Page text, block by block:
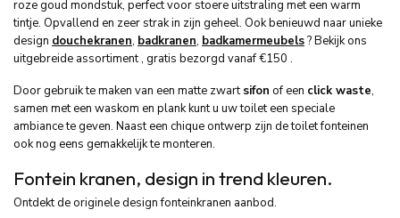
roze goud mondstuk, perfect voor stoere uitstraling met een warm
tintje. Opvallend en zeer strak in zijn geheel. Ook benieuwd naar unieke
design douchekranen, badkranen, badkamermeubels? Bekijk ons
uitgebreide assortiment , gratis bezorgd vanaf €150 .
Door gebruik te maken van een matte zwartsifon of een click waste,
samen met een waskom en plank kunt u uw toilet een speciale
ambiance te geven. Naast een chique ontwerp zijn de toilet fonteinen
ook nog eens gemakkelijk te monteren.
Fontein kranen, design in trend kleuren.
Ontdekt de originele design fonteinkranen aanbod.